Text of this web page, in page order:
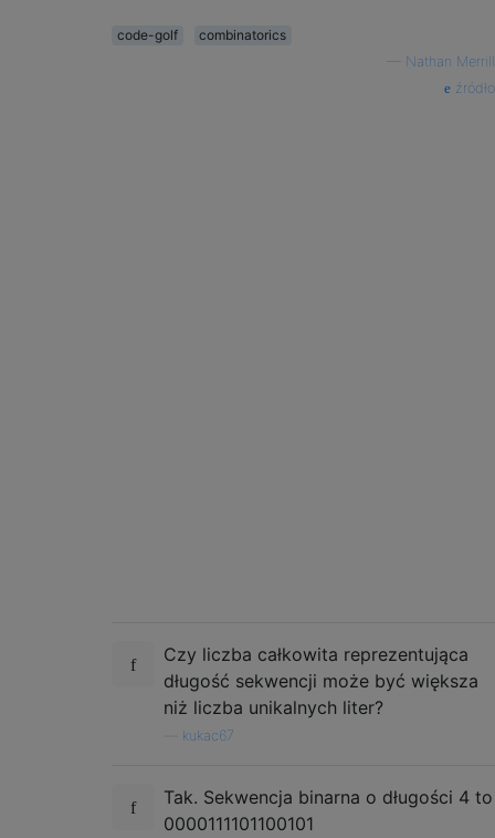
code-golf
combinatorics
Nathan Merrill
źródło
Czy liczba całkowita reprezentująca
długość sekwencji może być większa
niż liczba unikalnych liter?
kukac67
Tak. Sekwencja binarna o długości 4 to
0000111101100101